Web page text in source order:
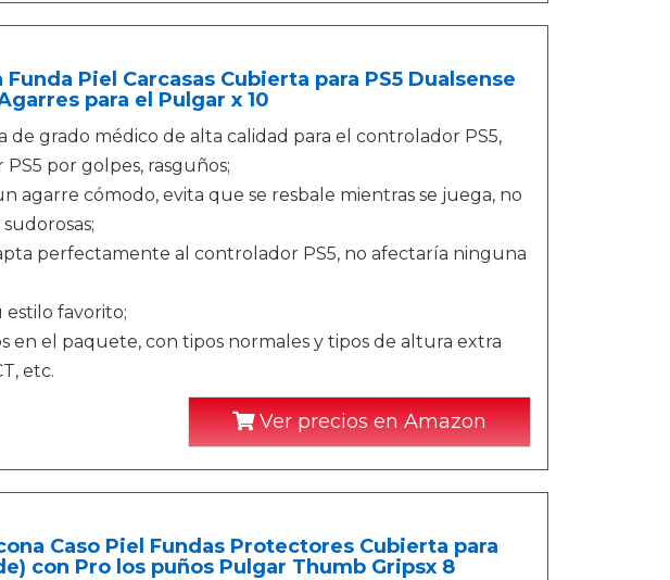
Piel Carcasas Cubierta para PS5 Dualsense
para el Pulgar x 10
grado médico de alta calidad para el controlador PS5,
por golpes, rasguños;
agarre cómodo, evita que se resbale mientras se juega, no
perfectamente al controlador PS5, no afectaría ninguna
estilo favorito;
en el paquete, con tipos normales y tipos de altura extra
etc.
Ver precios en Amazon
Caso Piel Fundas Protectores Cubierta para
con Pro los puños Pulgar Thumb Gripsx 8